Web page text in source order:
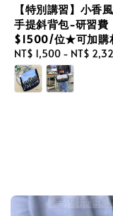
【特別講習】小香
手提斜背包-研習費
$1500/位★可加購
Regular
price
NT$ 1,500 - NT$